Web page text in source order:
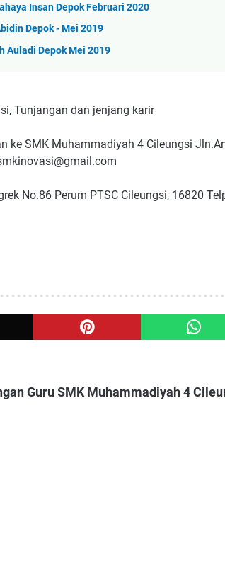
Insan Depok Februari 2020
Depok - Mei 2019
Auladi Depok Mei 2019
Tunjangan dan jenjang karir
ke SMK Muhammadiyah 4 Cileungsi
No.86 Perum PTSC Cileungsi, 16820
Guru SMK Muhammadiyah 4